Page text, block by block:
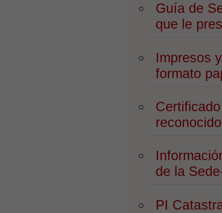
Guía de
que le
Impresos
formato
de la
PI